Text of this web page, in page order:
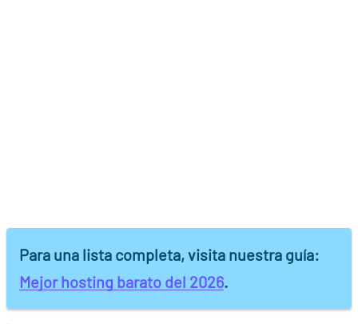
Para una lista completa, visita nuestra guía:
Mejor hosting barato del 2026.